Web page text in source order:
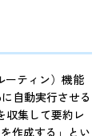
ーティン）機能
自動実行させる
収集して要約レ
作成する」とい